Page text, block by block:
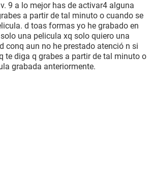
9 a lo mejor has de activar4 alguna
a partir de tal minuto o cuando se
d toas formas yo he grabado en
una pelicula xq solo quiero una
conq aun no he prestado atenció n si
te diga q grabes a partir de tal minuto o
grabada anteriormente.